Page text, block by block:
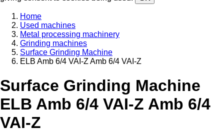
Home
Used machines
Metal processing machinery
Grinding machines
Surface Grinding Machine
ELB Amb 6/4 VAI-Z Amb 6/4 VAI-Z
Surface Grinding Machine
ELB Amb 6/4 VAI-Z Amb 6/4
VAI-Z